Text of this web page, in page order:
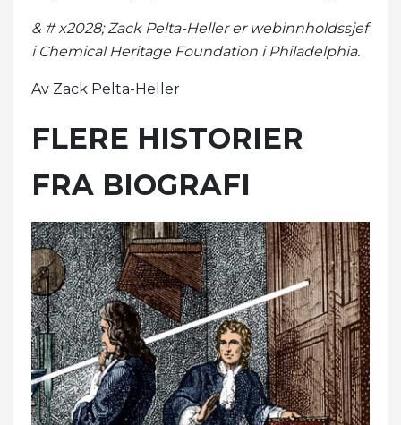
& # x2028; Zack Pelta-Heller er webinnholdssjef
i Chemical Heritage Foundation i Philadelphia.
Av Zack Pelta-Heller
FLERE HISTORIER
FRA BIOGRAFI